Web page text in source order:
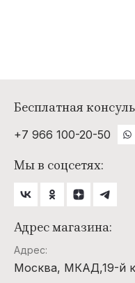
Бесплатная
+7 966 100-20-50
Мы в соцсетях:
Адрес магазина:
Адрес:
Москва, МКАД,19-й